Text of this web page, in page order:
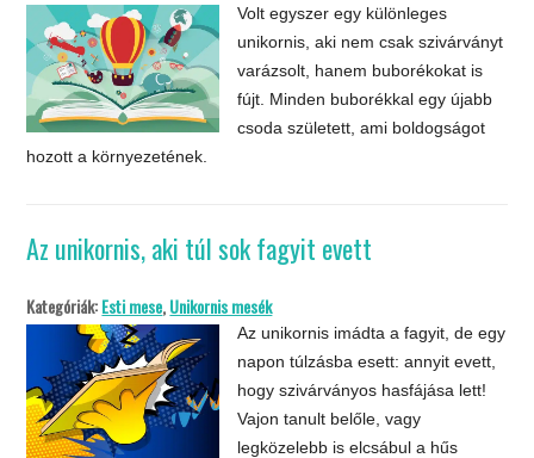
Volt egyszer egy különleges
unikornis, aki nem csak szivárványt
varázsolt, hanem buborékokat is
fújt. Minden buborékkal egy újabb
csoda született, ami boldogságot
hozott a környezetének.
Az unikornis, aki túl sok fagyit evett
Kategóriák:Esti mese,Unikornis mesék
Az unikornis imádta a fagyit, de egy
napon túlzásba esett: annyit evett,
hogy szivárványos hasfájása lett!
Vajon tanult belőle, vagy
legközelebb is elcsábul a hűs